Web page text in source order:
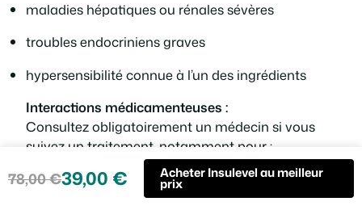
maladies hépatiques ou rénales sévères
troubles endocriniens graves
hypersensibilité connue à l’un des ingrédients
Interactions médicamenteuses :
Consultez obligatoirement un médecin si vous
suivez un traitement, notamment pour :
diabète (insuline, antidiabétiques oraux)
78,00€
Le 39,00 €
Le
Acheter Insulevel au meilleur
prix